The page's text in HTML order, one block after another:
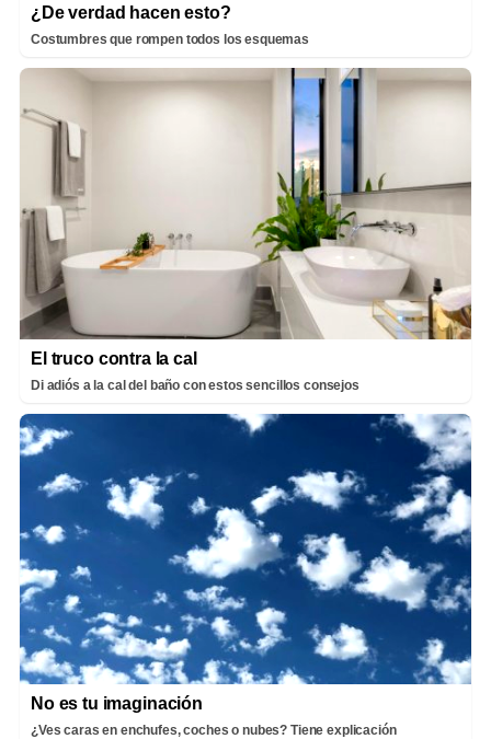
¿De verdad hacen esto?
Costumbres que rompen todos los esquemas
El truco contra la cal
Di adiós a la cal del baño con estos sencillos consejos
No es tu imaginación
¿Ves caras en enchufes, coches o nubes? Tiene explicación